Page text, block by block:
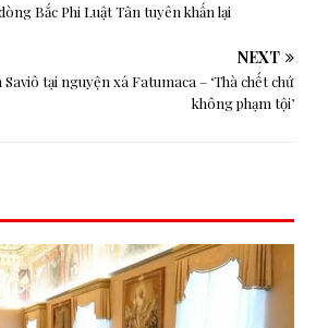
Bắc Phi Luật Tân tuyên khấn lại
NEXT
tại nguyện xá Fatumaca – ‘Thà chết chứ
không phạm tội’